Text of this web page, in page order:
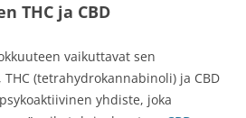
THC ja CBD
vaikuttavat sen
(tetrahydrokannabinoli) ja CBD
yhdiste, joka